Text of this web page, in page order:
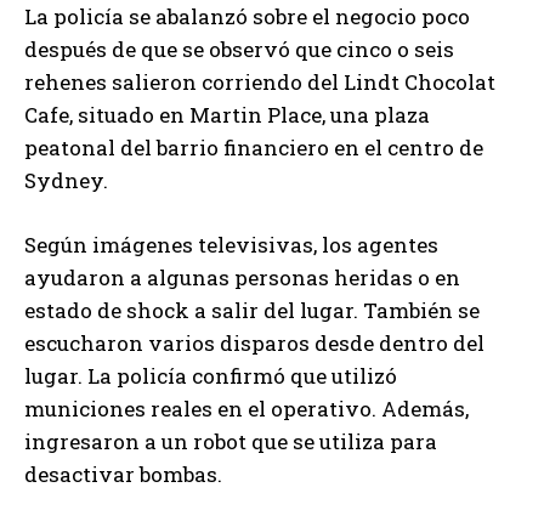
La policía se abalanzó sobre el negocio poco
después de que se observó que cinco o seis
rehenes salieron corriendo del Lindt Chocolat
Cafe, situado en Martin Place, una plaza
peatonal del barrio financiero en el centro de
Sydney.
Según imágenes televisivas, los agentes
ayudaron a algunas personas heridas o en
estado de shock a salir del lugar. También se
escucharon varios disparos desde dentro del
lugar. La policía confirmó que utilizó
municiones reales en el operativo. Además,
ingresaron a un robot que se utiliza para
desactivar bombas.